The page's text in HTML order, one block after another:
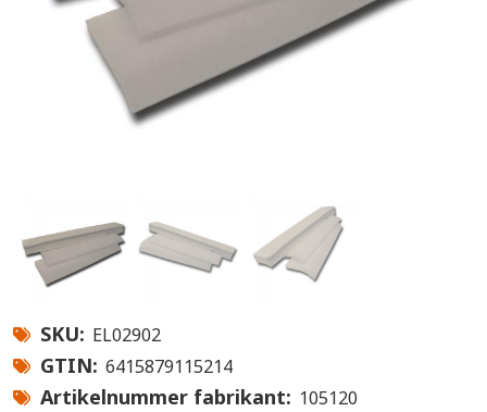
SKU EL02902
GTIN 6415879115214
Artikelnummer fabrikant 105120